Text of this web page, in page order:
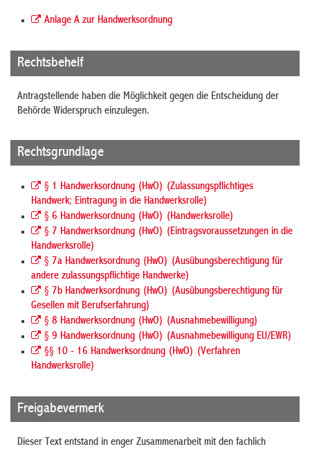
Anlage A zur Handwerksordnung
Rechtsbehelf
Antragstellende haben die Möglichkeit gegen die Entscheidung der
Behörde Widerspruch einzulegen.
Rechtsgrundlage
§ 1 Handwerksordnung (HwO) (Zulassungspflichtiges
Handwerk; Eintragung in die Handwerksrolle)
§ 6 Handwerksordnung (HwO) (Handwerksrolle)
§ 7 Handwerksordnung (HwO) (Eintragsvoraussetzungen in die
Handwerksrolle)
§ 7a Handwerksordnung (HwO) (Ausübungsberechtigung für
andere zulassungspflichtige Handwerke)
§ 7b Handwerksordnung (HwO) (Ausübungsberechtigung für
Gesellen mit Berufserfahrung)
§ 8 Handwerksordnung (HwO) (Ausnahmebewilligung)
§ 9 Handwerksordnung (HwO) (Ausnahmebewilligung EU/EWR)
§§ 10 - 16 Handwerksordnung (HwO) (Verfahren
Handwerksrolle)
Freigabevermerk
Dieser Text entstand in enger Zusammenarbeit mit den fachlich